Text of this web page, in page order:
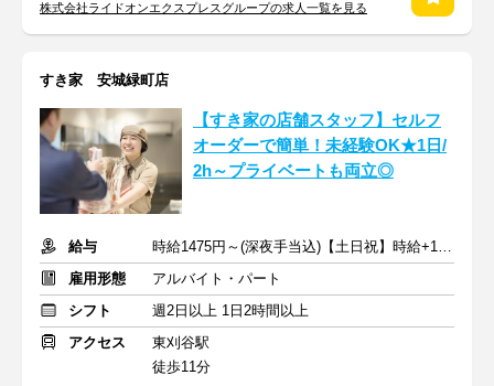
株式会社ライドオンエクスプレスグループの求人一覧を見る
すき家 安城緑町店
【すき家の店舗スタッフ】セルフ
オーダーで簡単！未経験OK★1日/
2h～プライベートも両立◎
給与
時給1475円～(深夜手当込)【土日祝】時給+120円
雇用形態
アルバイト・パート
シフト
週2日以上 1日2時間以上
アクセス
東刈谷駅
徒歩11分